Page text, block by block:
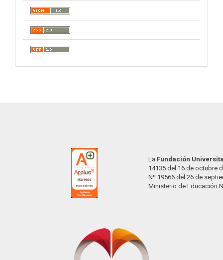
La Fundación
14135 del 16 de octubre
Nº 19566 del 26 de
Ministerio de Educación